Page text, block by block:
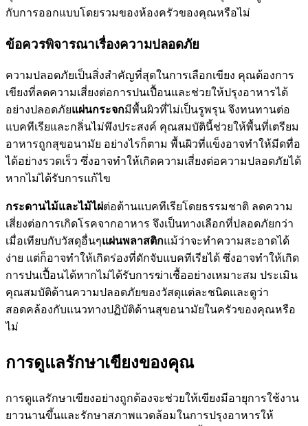
กับการออกแบบโดยรวมของห้องครัวของคุณหรือไม่
ข้อควรพิจารณาเรื่องความปลอดภัย
ความปลอดภัยเป็นสิ่งสำคัญที่สุดในการเลือกเขียง คุณต้องการ
เขียงที่ลดความเสี่ยงต่อการปนเปื้อนและช่วยให้ปรุงอาหารได้
อย่างปลอดภัยแผ่นกระจกมีพื้นผิวที่ไม่เป็นรูพรุน จึงทนทานต่อ
แบคทีเรียและกลิ่นไม่พึงประสงค์ คุณสมบัตินี้ช่วยให้พื้นที่เตรียม
อาหารถูกสุขอนามัย อย่างไรก็ตาม พื้นผิวที่แข็งอาจทำให้มีดทื่อ
ได้อย่างรวดเร็ว ซึ่งอาจทำให้เกิดความเสี่ยงต่อความปลอดภัยได้
หากไม่ได้รับการแก้ไข
กระดานไม้และไม้ไผ่ต่อต้านแบคทีเรียโดยธรรมชาติ ลดความ
เสี่ยงต่อการเกิดโรคจากอาหาร จึงเป็นทางเลือกที่ปลอดภัยกว่า
เมื่อเทียบกับวัสดุอื่นๆแผ่นพลาสติกแม้ว่าจะทำความสะอาดได้
ง่าย แต่ก็อาจทำให้เกิดร่องที่ดักจับแบคทีเรียได้ ซึ่งอาจทำให้เกิด
การปนเปื้อนได้หากไม่ได้รับการฆ่าเชื้ออย่างเหมาะสม ประเมิน
คุณสมบัติด้านความปลอดภัยของวัสดุแต่ละชนิดและดูว่า
สอดคล้องกับแนวทางปฏิบัติด้านสุขอนามัยในครัวของคุณหรือ
ไม่
การดูแลรักษาเขียงของคุณ
การดูแลรักษาเขียงอย่างถูกต้องจะช่วยให้เขียงมีอายุการใช้งาน
ยาวนานขึ้นและรักษาสภาพแวดล้อมในการปรุงอาหารให้